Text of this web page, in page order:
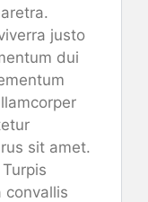
justo
dui
sit amet.
convallis